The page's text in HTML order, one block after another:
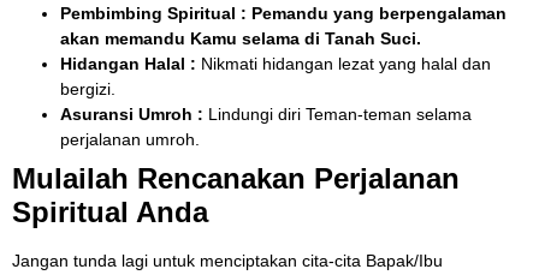
Pembimbing Spiritual : Pemandu yang berpengalaman
akan memandu Kamu selama di Tanah Suci.
Hidangan Halal : Nikmati hidangan lezat yang halal dan
bergizi.
Asuransi Umroh : Lindungi diri Teman-teman selama
perjalanan umroh.
Mulailah Rencanakan Perjalanan
Spiritual Anda
Jangan tunda lagi untuk menciptakan cita-cita Bapak/Ibu